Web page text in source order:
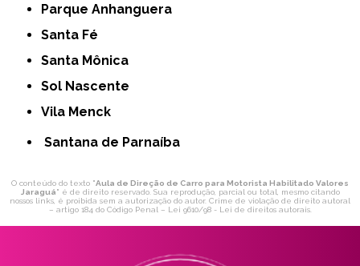
Parque Anhanguera
Santa Fé
Santa Mônica
Sol Nascente
Vila Menck
Santana de Parnaíba
O conteúdo do texto "Aula de Direção de Carro para Motorista Habilitado Valores
Jaraguá" é de direito reservado. Sua reprodução, parcial ou total, mesmo citando
nossos links, é proibida sem a autorização do autor. Crime de violação de direito autoral
– artigo 184 do Código Penal – Lei 9610/98 - Lei de direitos autorais.